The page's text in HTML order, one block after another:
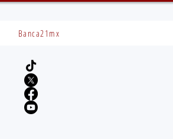
Banca21mx